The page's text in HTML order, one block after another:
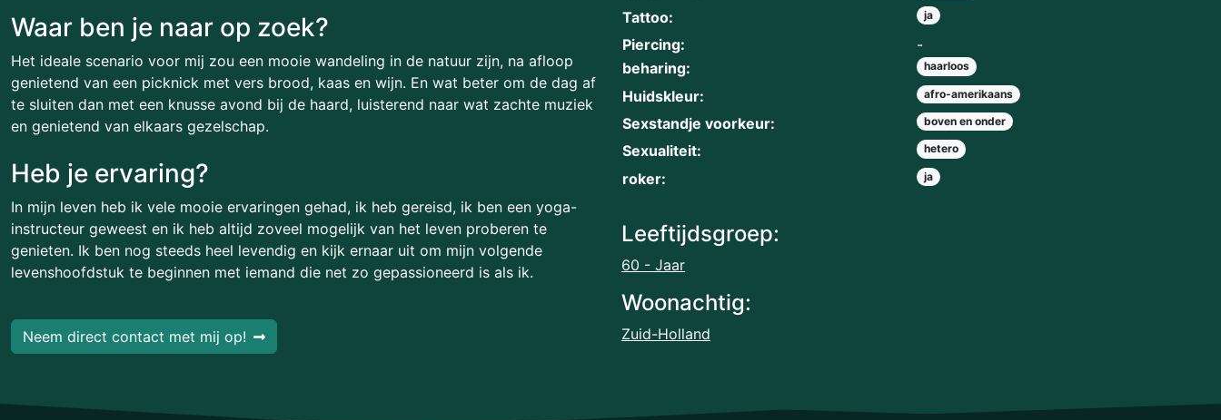
Waar ben je naar op zoek?
Het ideale scenario voor mij zou een mooie wandeling in de natuur zijn, na afloop
genietend van een picknick met vers brood, kaas en wijn. En wat beter om de dag af
te sluiten dan met een knusse avond bij de haard, luisterend naar wat zachte muziek
en genietend van elkaars gezelschap.
Heb je ervaring?
In mijn leven heb ik vele mooie ervaringen gehad, ik heb gereisd, ik ben een yoga-
instructeur geweest en ik heb altijd zoveel mogelijk van het leven proberen te
genieten. Ik ben nog steeds heel levendig en kijk ernaar uit om mijn volgende
levenshoofdstuk te beginnen met iemand die net zo gepassioneerd is als ik.
Neem direct contact met mij op!
Tattoo: ja
Piercing:
-
beharing:
haarloos
Huidskleur: afro-amerikaans
Sexstandje voorkeur: boven en onder
Sexualiteit: hetero
roker: ja
Leeftijdsgroep:
60 - Jaar
Woonachtig:
Zuid-Holland